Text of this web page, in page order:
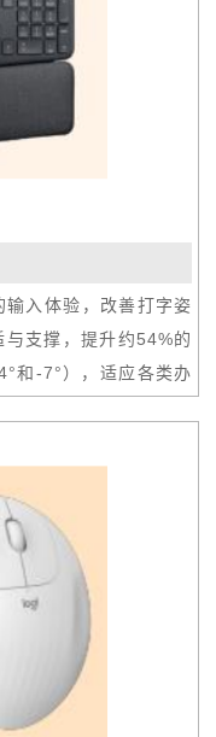
入体验，改善打字姿
支撑，提升约54%的
和-7°），适应各类办